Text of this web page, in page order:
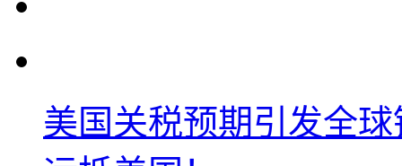
美国关税预期引发全